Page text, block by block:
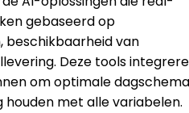
gebaseerd op
beschikbaarheid van
Deze tools
om optimale
met alle variabelen.